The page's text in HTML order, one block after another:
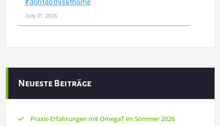
Neueste Beiträge
Praxis-Erfahrungen mit OmegaT im Sommer 2026